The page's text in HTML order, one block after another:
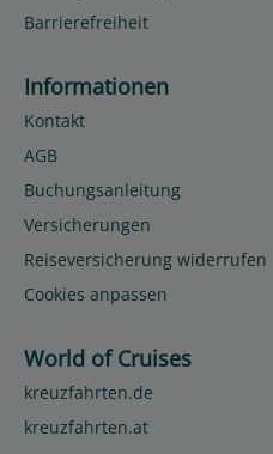
Barrierefreiheit
Informationen
Kontakt
AGB
Buchungsanleitung
Versicherungen
Reiseversicherung widerrufen
Cookies anpassen
World of Cruises
kreuzfahrten.de
kreuzfahrten.at